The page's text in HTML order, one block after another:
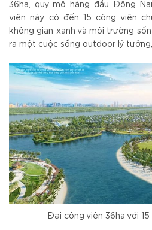
36ha, quy mô hàng đầu Đông
viên này có đến 15 công viên
không gian xanh và môi trường
ra một cuộc sống outdoor lý
Đại công viên 36ha với